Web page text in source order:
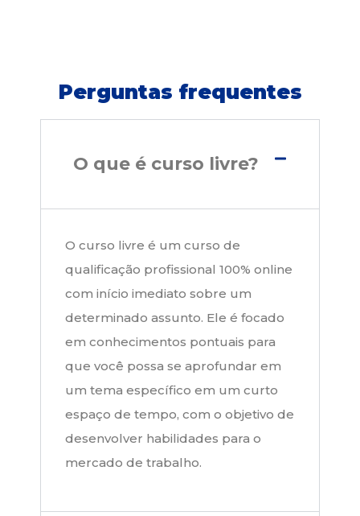
Perguntas frequentes
O que é curso livre?
O curso livre é um curso de
qualificação profissional 100% online
com início imediato sobre um
determinado assunto. Ele é focado
em conhecimentos pontuais para
que você possa se aprofundar em
um tema específico em um curto
espaço de tempo, com o objetivo de
desenvolver habilidades para o
mercado de trabalho.